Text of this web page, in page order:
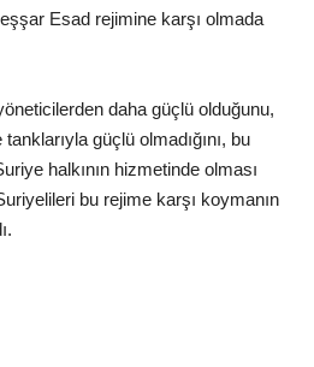
Esad rejimine karşı olmada
daha güçlü olduğunu,
güçlü olmadığını, bu
halkının hizmetinde olması
bu rejime karşı koymanın